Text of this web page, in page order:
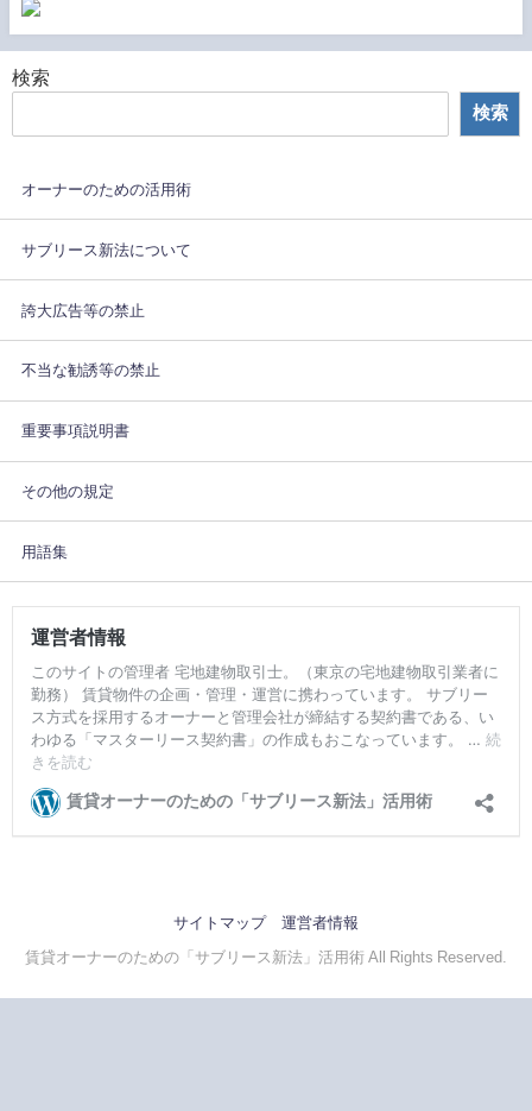
検索
検索
オーナーのための活用術
サブリース新法について
誇大広告等の禁止
不当な勧誘等の禁止
重要事項説明書
その他の規定
用語集
サイトマップ 運営者情報
賃貸オーナーのための「サブリース新法」活用術 All Rights Reserved.